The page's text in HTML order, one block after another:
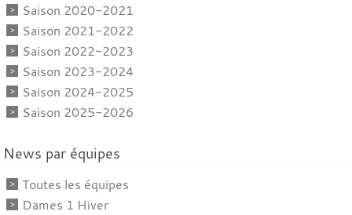
Saison 2020-2021
Saison 2021-2022
Saison 2022-2023
Saison 2023-2024
Saison 2024-2025
Saison 2025-2026
News par équipes
Toutes les équipes
Dames 1 Hiver